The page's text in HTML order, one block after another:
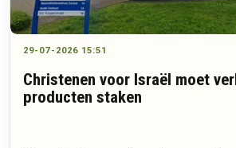
29-07-2026 15:51
Christenen voor Israël moet
producten staken